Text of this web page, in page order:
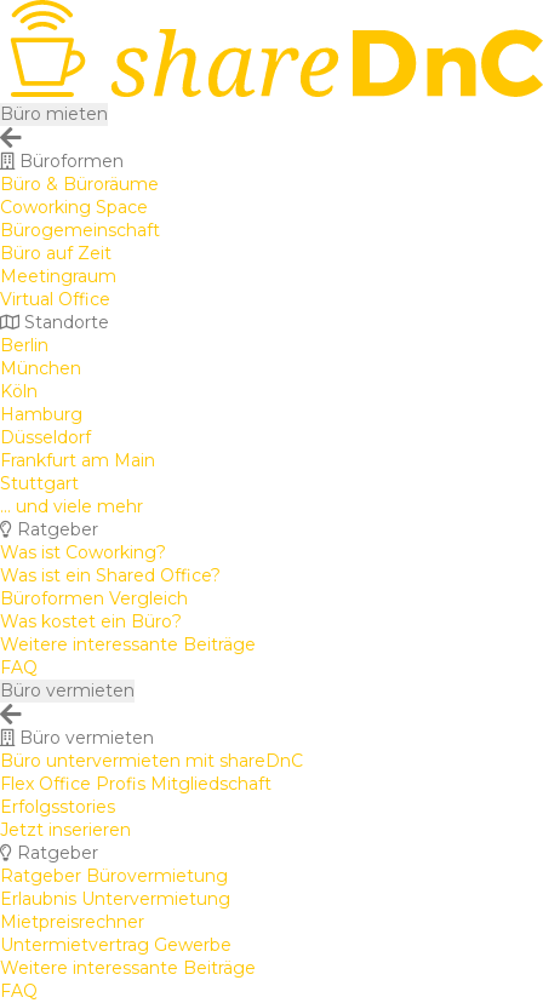
Büro mieten
Büroformen
Büro & Büroräume
Coworking Space
Bürogemeinschaft
Büro auf Zeit
Meetingraum
Virtual Office
Standorte
Berlin
München
Köln
Hamburg
Düsseldorf
Frankfurt am Main
Stuttgart
... und viele mehr
Ratgeber
Was ist Coworking?
Was ist ein Shared Office?
Büroformen Vergleich
Was kostet ein Büro?
Weitere interessante Beiträge
FAQ
Büro vermieten
Büro vermieten
Büro untervermieten mit shareDnC
Flex Office Profis Mitgliedschaft
Erfolgsstories
Jetzt inserieren
Ratgeber
Ratgeber Bürovermietung
Erlaubnis Untervermietung
Mietpreisrechner
Untermietvertrag Gewerbe
Weitere interessante Beiträge
FAQ